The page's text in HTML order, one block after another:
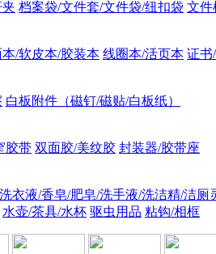
档案袋/文件套/文件袋/纽扣袋 文件
本/软皮本/胶装本 线圈本/活页本 证书
白板附件（磁钉/磁贴/白板纸）
胶带 双面胶/美纹胶 封装器/胶带座
衣液/香皂/肥皂/洗手液/洗洁精/洁厕
水壶/茶具/水杯 驱虫用品 粘钩/相框